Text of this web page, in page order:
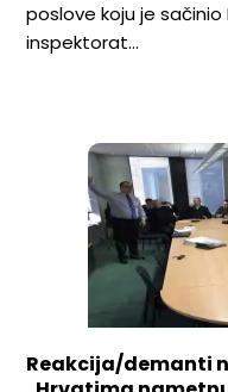
poslove koju je sačinio
inspektorat…
Reakcija/demanti